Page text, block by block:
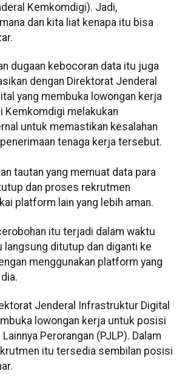
Kemkomdigi). Jadi,
dan kita liat kenapa itu bisa
dugaan kebocoran data itu juga
dengan Direktorat Jenderal
yang membuka lowongan kerja
Kemkomdigi melakukan
untuk memastikan kesalahan
tenaga kerja tersebut.
tautan yang memuat data para
dan proses rekrutmen
platform lain yang lebih aman.
itu terjadi dalam waktu
langsung ditutup dan diganti ke
menggunakan platform yang
Jenderal Infrastruktur Digital
lowongan kerja untuk posisi
Perorangan (PJLP). Dalam
itu tersedia sembilan posisi